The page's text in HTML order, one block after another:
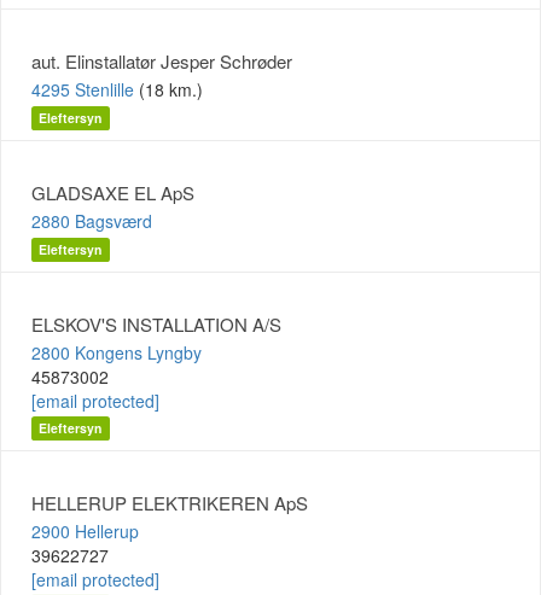
aut. Elinstallatør Jesper Schrøder
4295 Stenlille (18 km.)
Eleftersyn
GLADSAXE EL ApS
2880 Bagsværd
Eleftersyn
ELSKOV'S INSTALLATION A/S
2800 Kongens Lyngby
45873002
[email protected]
Eleftersyn
HELLERUP ELEKTRIKEREN ApS
2900 Hellerup
39622727
[email protected]